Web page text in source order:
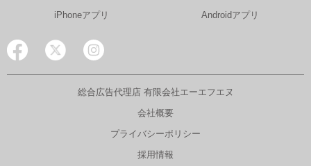
iPhoneアプリ Androidアプリ
総合広告代理店 有限会社エーエフエヌ
会社概要
プライバシーポリシー
採用情報